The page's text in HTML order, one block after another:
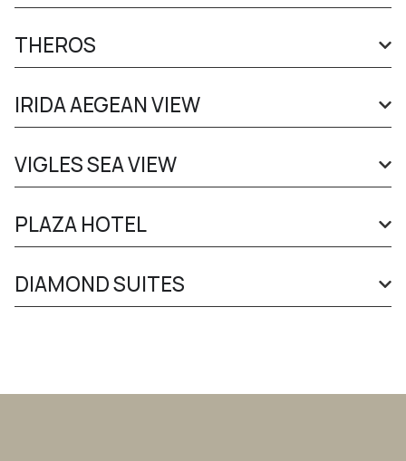
THEROS
IRIDA AEGEAN VIEW
VIGLES SEA VIEW
PLAZA HOTEL
DIAMOND SUITES